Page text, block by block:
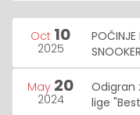
Oct 10
2025
POČINJE
May 20
2024
Odigran
lige